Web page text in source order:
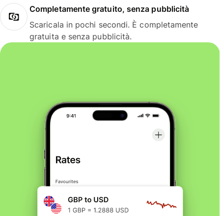
Completamente gratuito, senza pubblicità
Scaricala in pochi secondi. È completamente
gratuita e senza pubblicità.